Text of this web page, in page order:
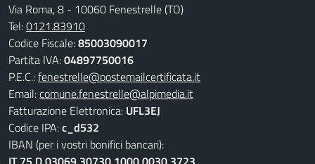
Via Roma, 8 - 10060 Fenestrelle (TO)
Tel:0121.83910
Codice Fiscale:85003090017
Partita IVA:04897750016
P.E.C.:fenestrelle@postemailcertificata.it
Email:comune.fenestrelle@alpimedia.it
Fatturazione Elettronica: UFL3EJ
Codice IPA:c_d532
IBAN (per i vostri bonifici bancari):